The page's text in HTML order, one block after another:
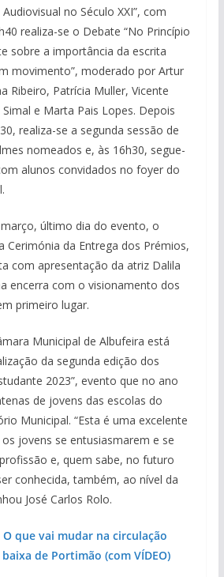
no Século XXI”, com
realiza-se o Debate “No Princípio
sobre a importância da escrita
movimento”, moderado por Artur
Ribeiro, Patrícia Muller, Vicente
e Marta Pais Lopes. Depois
realiza-se a segunda sessão de
nomeados e, às 16h30, segue-
alunos convidados no foyer do
último dia do evento, o
Cerimónia da Entrega dos Prémios,
com apresentação da atriz Dalila
encerra com o visionamento dos
primeiro lugar.
Municipal de Albufeira está
da segunda edição dos
2023”, evento que no ano
de jovens das escolas do
Municipal. “Esta é uma excelente
jovens se entusiasmarem e se
e, quem sabe, no futuro
conhecida, também, ao nível da
José Carlos Rolo.
O que vai mudar na circulação
de Portimão (com VÍDEO)